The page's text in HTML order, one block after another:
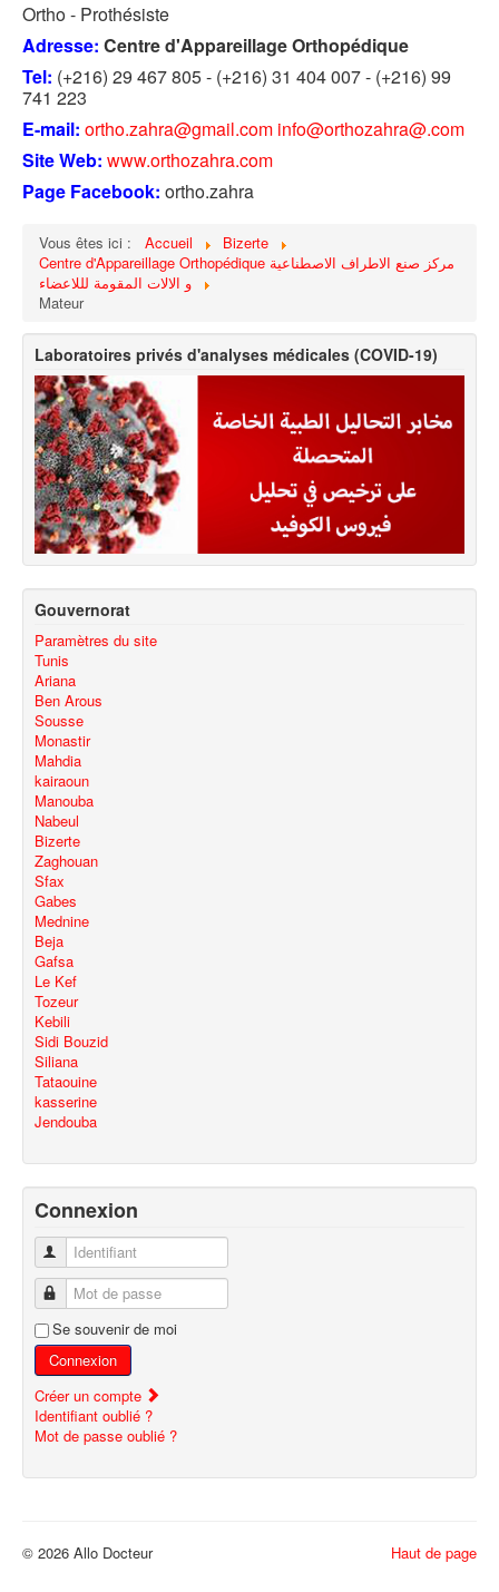
Ortho - Prothésiste
Adresse: Centre d'Appareillage Orthopédique
Tel: (+216) 29 467 805 - (+216) 31 404 007 - (+216) 99
741 223
E-mail: ortho.zahra@gmail.com info@orthozahra@.com
Site Web: www.orthozahra.com
Page Facebook: ortho.zahra
Vous êtes ici : Accueil
Bizerte
Centre d'Appareillage Orthopédique مركز صنع الاطراف الاصطناعية
و الالات المقومة لللاعضاء
Mateur
Laboratoires privés d'analyses médicales (COVID-19)
Gouvernorat
Paramètres du site
Tunis
Ariana
Ben Arous
Sousse
Monastir
Mahdia
kairaoun
Manouba
Nabeul
Bizerte
Zaghouan
Sfax
Gabes
Mednine
Beja
Gafsa
Le Kef
Tozeur
Kebili
Sidi Bouzid
Siliana
Tataouine
kasserine
Jendouba
Connexion
Identifiant
Mot de passe
Se souvenir de moi
Connexion
Créer un compte
Identifiant oublié ?
Mot de passe oublié ?
Haut de page
© 2026 Allo Docteur